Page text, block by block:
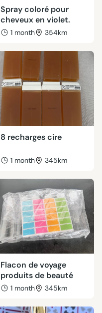
Spray coloré pour
cheveux en violet.
1 month 354km
8 recharges cire
1 month 345km
Flacon de voyage
produits de beauté
1 month 345km